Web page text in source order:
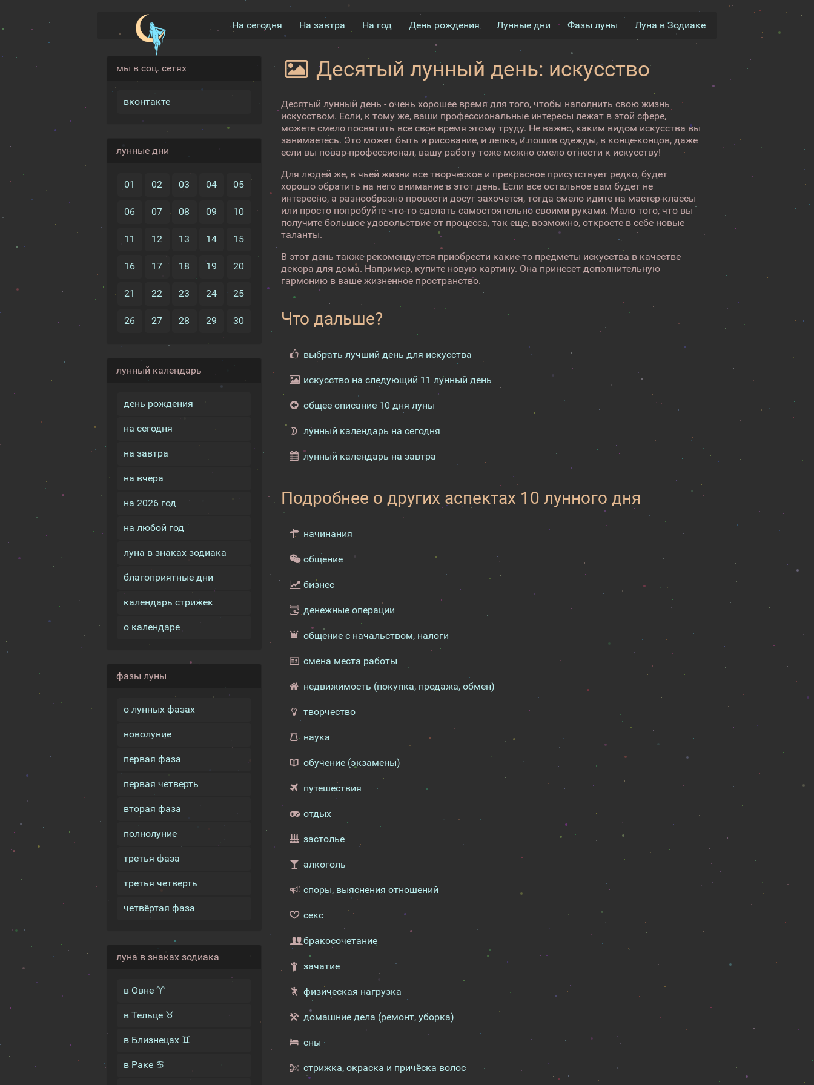
На сегодня На завтра На год День рождения Лунные дни Фазы луны Луна в Зодиаке
мы в соц. сетях
вконтакте
лунные дни
01 02 03 04 05
06 07 08 09 10
11 12 13 14 15
16 17 18 19 20
21 22 23 24 25
26 27 28 29 30
лунный календарь
день рождения
на сегодня
на завтра
на вчера
на 2026 год
на любой год
луна в знаках зодиака
благоприятные дни
календарь стрижек
о календаре
фазы луны
о лунных фазах
новолуние
первая фаза
первая четверть
вторая фаза
полнолуние
третья фаза
третья четверть
четвёртая фаза
луна в знаках зодиака
в Овне ♈
в Тельце ♉
в Близнецах ♊
в Раке ♋
Десятый лунный день: искусство
Десятый лунный день - очень хорошее время для того, чтобы наполнить свою жизнь
искусством. Если, к тому же, ваши профессиональные интересы лежат в этой сфере,
можете смело посвятить все свое время этому труду. Не важно, каким видом искусства вы
занимаетесь. Это может быть и рисование, и лепка, и пошив одежды, в конце-концов, даже
если вы повар-профессионал, вашу работу тоже можно смело отнести к искусству!
Для людей же, в чьей жизни все творческое и прекрасное присутствует редко, будет
хорошо обратить на него внимание в этот день. Если все остальное вам будет не
интересно, а разнообразно провести досуг захочется, тогда смело идите на мастер-классы
или просто попробуйте что-то сделать самостоятельно своими руками. Мало того, что вы
получите большое удовольствие от процесса, так еще, возможно, откроете в себе новые
таланты.
В этот день также рекомендуется приобрести какие-то предметы искусства в качестве
декора для дома. Например, купите новую картину. Она принесет дополнительную
гармонию в ваше жизненное пространство.
Что дальше?
выбрать лучший день для искусства
искусство на следующий 11 лунный день
общее описание 10 дня луны
лунный календарь на сегодня
лунный календарь на завтра
Подробнее о других аспектах 10 лунного дня
начинания
общение
бизнес
денежные операции
общение с начальством, налоги
смена места работы
недвижимость (покупка, продажа, обмен)
творчество
наука
обучение (экзамены)
путешествия
отдых
застолье
алкоголь
споры, выяснения отношений
секс
бракосочетание
зачатие
физическая нагрузка
домашние дела (ремонт, уборка)
сны
стрижка, окраска и причёска волос